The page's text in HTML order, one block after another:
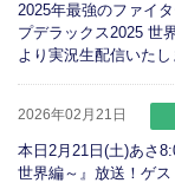
2025年最強のファイ
プデラックス2025 世
より実況生配信いたし
2026年02月21日
本日2月21日(土)あさ
世界編～』放送！ゲ